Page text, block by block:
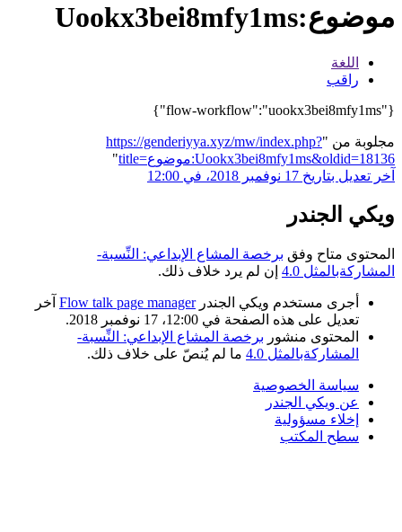
موضوع:Uookx3bei8mfy1ms
اللغة
راقب
{"flow-workflow":"uookx3bei8mfy1ms"}
مجلوبة من "https://genderiyya.xyz/mw/index.php?
title=موضوع:Uookx3bei8mfy1ms&oldid=18136
"
آخر تعديل بتاريخ 17 نوفمبر 2018، في 12:00
ويكي الجندر
المحتوى متاح وفق برخصة المشاع الإبداعي: النِّسبة-
المشاركةبالمثل 4.0
إن لم يرد خلاف ذلك.
أجرى مستخدم ويكي الجندرFlow talk page manager آخر
تعديل على هذه الصفحة في 12:00، 17 نوفمبر 2018.
المحتوى منشور برخصة المشاع الإبداعي: النِّسبة-
المشاركةبالمثل 4.0
ما لم يُنصّ على خلاف ذلك.
سياسة الخصوصية
عن ويكي الجندر
إخلاء مسؤولية
سطح المكتب